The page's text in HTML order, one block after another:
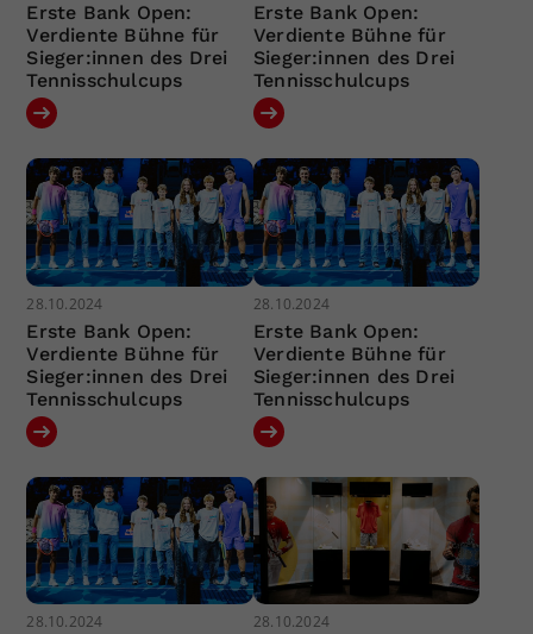
Erste Bank Open:
Verdiente Bühne für
Sieger:innen des Drei
Tennisschulcups
Erste Bank Open:
Verdiente Bühne für
Sieger:innen des Drei
Tennisschulcups
28.10.2024
Erste Bank Open:
Verdiente Bühne für
Sieger:innen des Drei
Tennisschulcups
28.10.2024
Erste Bank Open:
Verdiente Bühne für
Sieger:innen des Drei
Tennisschulcups
28.10.2024 28.10.2024